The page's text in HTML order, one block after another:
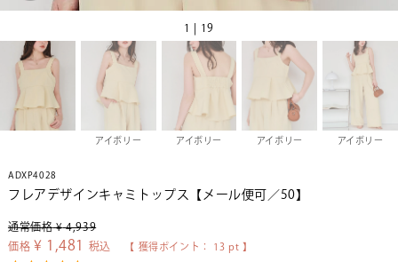
1 | 19
アイボリー アイボリー アイボリー アイボリー
ADXP4028
フレアデザインキャミトップス【メール便可／50】
通常価格 ¥ 4,939
価格 ¥ 1,481 税込 【 獲得ポイント： 13 pt 】